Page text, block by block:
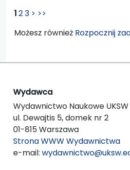
123 > >>
Możesz również Rozpocznij
Wydawca
Wydawnictwo Naukowe UKSW
ul. Dewajtis 5, domek nr 2
01-815 Warszawa
Strona WWW Wydawnictwa
e-mail: